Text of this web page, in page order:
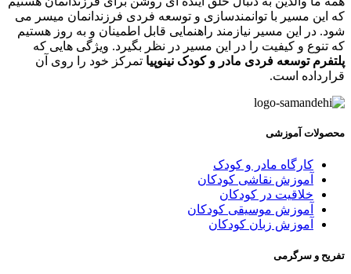
این مسیر با توانمندسازی و توسعه فردی فرزندانمان میسر می
در این مسیر نیازمند راهنمایی قابل اطمینان و به روز هستیم
تنوع و کیفیت را در این مسیر در نظر بگیرد. ویژگی هایی که
توسعه فردی مادر و کودک نینوپیاتمرکز خود را روی آن
است.
آموزشی
کارگاه مادر و کودک
آموزش نقاشی کودکان
خلاقیت در کودکان
آموزش موسیقی کودکان
آموزش زبان کودکان
و سرگرمی